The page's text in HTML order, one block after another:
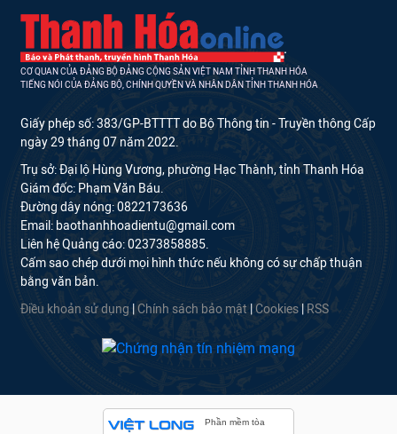
CƠ QUAN CỦA ĐẢNG BỘ ĐẢNG CỘNG SẢN VIỆT NAM TỈNH THANH HÓA
TIẾNG NÓI CỦA ĐẢNG BỘ, CHÍNH QUYỀN VÀ NHÂN DÂN TỈNH THANH HÓA
Giấy phép số: 383/GP-BTTTT do Bộ Thông tin - Truyền thông Cấp
ngày 29 tháng 07 năm 2022.
Trụ sở: Đại lộ Hùng Vương, phường Hạc Thành, tỉnh Thanh Hóa
Giám đốc: Phạm Văn Báu.
Đường dây nóng: 0822173636
Email: baothanhhoadientu@gmail.com
Liên hệ Quảng cáo: 02373858885.
Cấm sao chép dưới mọi hình thức nếu không có sự chấp thuận
bằng văn bản.
Điều khoản sử dụng Chính sách bảo mật Cookies RSS
Phần mềm tòa